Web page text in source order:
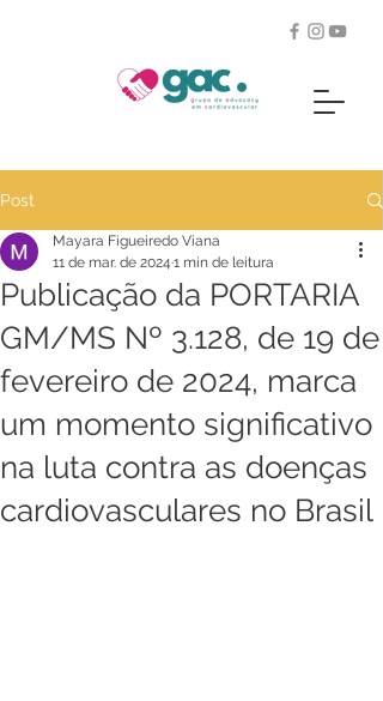
Post
Publicação da PORTARIA
GM/MS Nº 3.128, de 19 de
fevereiro de 2024, marca
um momento significativo
na luta contra as doenças
cardiovasculares no Brasil
Mayara Figueiredo Viana
11 de mar. de 2024 1 min de leitura